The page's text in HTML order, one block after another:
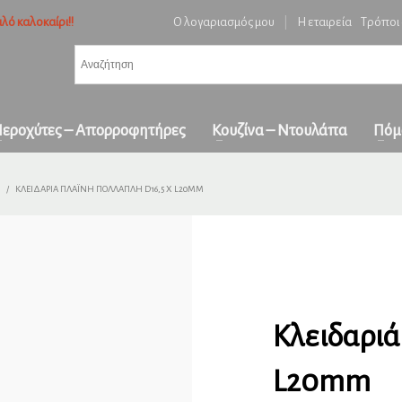
ειδών και επιβεβαίωση παραγγελίας.
όλη την Ελλάδα
επικοινωνήστε μαζί μας στοorders1georgakakis@gmail.com | Τώρα
καλοκαίρι!! Ο λογαριασμός μου Η εταιρεία
– Απορροφητήρες Κουζίνα – Ντουλάπα
ΚΛΕΙΔΑΡΙΆ ΠΛΑΪΝΉ ΠΟΛΛΑΠΛΉ D16,5 X L20MM
L20mm